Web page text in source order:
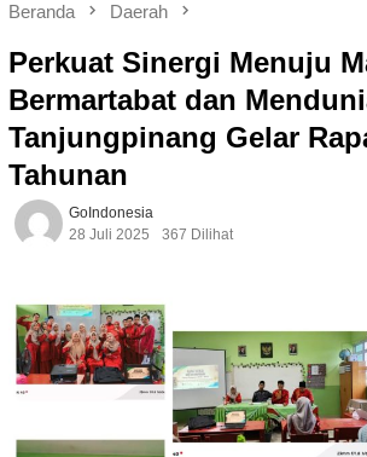
Beranda Daerah
Perkuat Sinergi Menuju
Bermartabat dan
Tanjungpinang Gelar
Tahunan
GoIndonesia
28 Juli 2025
367 Dilihat